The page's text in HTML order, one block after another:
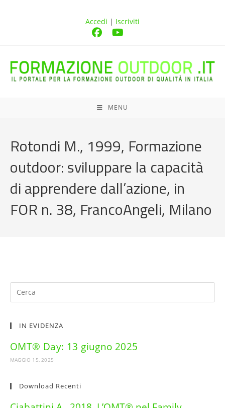
Accedi | Iscriviti
MENU
Rotondi M., 1999, Formazione
outdoor: sviluppare la capacità
di apprendere dall’azione, in
FOR n. 38, FrancoAngeli, Milano
IN EVIDENZA
OMT® Day: 13 giugno 2025
MAGGIO 15, 2025
Download Recenti